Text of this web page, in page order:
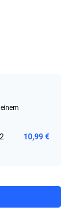
10,99 €